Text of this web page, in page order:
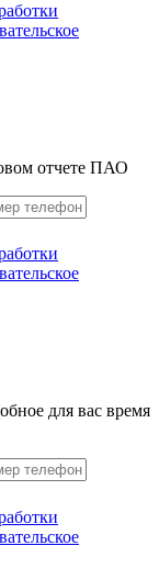
отчете ПАО
для вас время